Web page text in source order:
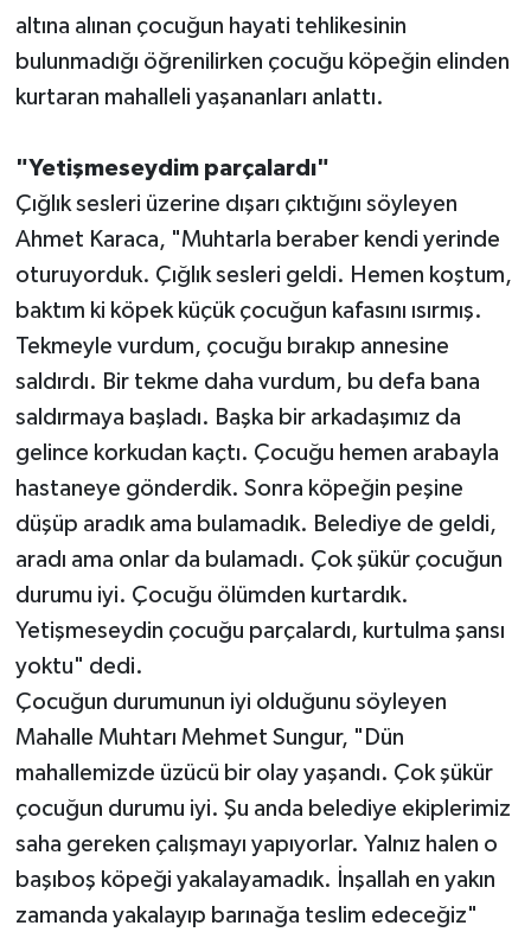
altına alınan çocuğun hayati tehlikesinin
bulunmadığı öğrenilirken çocuğu köpeğin elinden
kurtaran mahalleli yaşananları anlattı.
"Yetişmeseydim parçalardı"
Çığlık sesleri üzerine dışarı çıktığını söyleyen
Ahmet Karaca, "Muhtarla beraber kendi yerinde
oturuyorduk. Çığlık sesleri geldi. Hemen koştum,
baktım ki köpek küçük çocuğun kafasını ısırmış.
Tekmeyle vurdum, çocuğu bırakıp annesine
saldırdı. Bir tekme daha vurdum, bu defa bana
saldırmaya başladı. Başka bir arkadaşımız da
gelince korkudan kaçtı. Çocuğu hemen arabayla
hastaneye gönderdik. Sonra köpeğin peşine
düşüp aradık ama bulamadık. Belediye de geldi,
aradı ama onlar da bulamadı. Çok şükür çocuğun
durumu iyi. Çocuğu ölümden kurtardık.
Yetişmeseydin çocuğu parçalardı, kurtulma şansı
yoktu" dedi.
Çocuğun durumunun iyi olduğunu söyleyen
Mahalle Muhtarı Mehmet Sungur, "Dün
mahallemizde üzücü bir olay yaşandı. Çok şükür
çocuğun durumu iyi. Şu anda belediye ekiplerimiz
saha gereken çalışmayı yapıyorlar. Yalnız halen o
başıboş köpeği yakalayamadık. İnşallah en yakın
zamanda yakalayıp barınağa teslim edeceğiz"